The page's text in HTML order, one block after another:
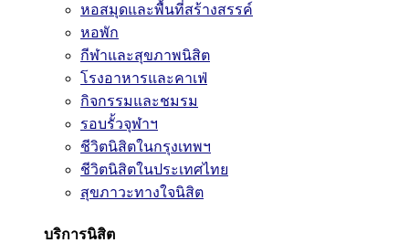
หอสมุดและพื้นที่สร้างสรรค์
หอพัก
กีฬาและสุขภาพนิสิต
โรงอาหารและคาเฟ่
กิจกรรมและชมรม
รอบรั้วจุฬาฯ
ชีวิตนิสิตในกรุงเทพฯ
ชีวิตนิสิตในประเทศไทย
สุขภาวะทางใจนิสิต
บริการนิสิต